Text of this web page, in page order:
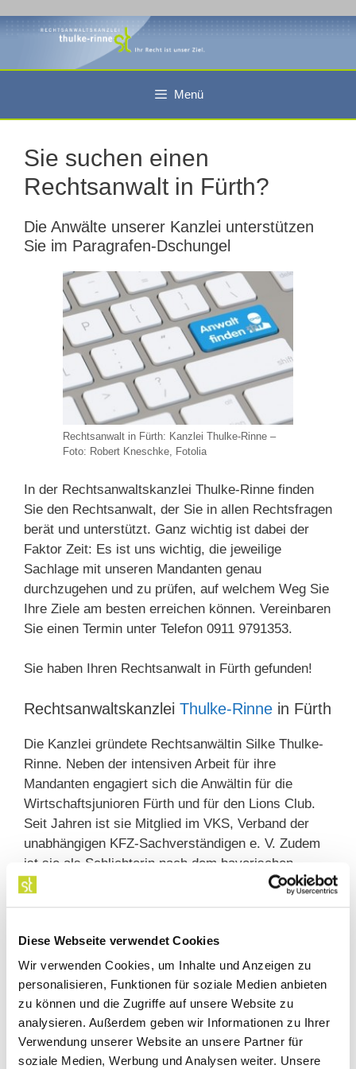
Diese Webseite verwendet Cookies
Wir verwenden Cookies, um Inhalte und Anzeigen zu
personalisieren, Funktionen für soziale Medien anbieten
zu können und die Zugriffe auf unsere Website zu
analysieren. Außerdem geben wir Informationen zu Ihrer
Verwendung unserer Website an unsere Partner für
soziale Medien, Werbung und Analysen weiter. Unsere
Zum
Menü
Sie suchen einen
Rechtsanwalt in Fürth?
Die Anwälte unserer Kanzlei unterstützen
Sie im Paragrafen-Dschungel
Rechtsanwalt in Fürth: Kanzlei Thulke-Rinne –
Foto: Robert Kneschke, Fotolia
In der Rechtsanwaltskanzlei Thulke-Rinne finden
Sie den Rechtsanwalt, der Sie in allen Rechtsfragen
berät und unterstützt. Ganz wichtig ist dabei der
Faktor Zeit: Es ist uns wichtig, die jeweilige
Sachlage mit unseren Mandanten genau
durchzugehen und zu prüfen, auf welchem Weg Sie
Ihre Ziele am besten erreichen können. Vereinbaren
Sie einen Termin unter Telefon 0911 9791353.
Sie haben Ihren Rechtsanwalt in Fürth gefunden!
Rechtsanwaltskanzlei Thulke-Rinne in Fürth
Die Kanzlei gründete Rechtsanwältin Silke Thulke-
Rinne. Neben der intensiven Arbeit für ihre
Mandanten engagiert sich die Anwältin für die
Wirtschaftsjunioren Fürth und für den Lions Club.
Seit Jahren ist sie Mitglied im VKS, Verband der
unabhängigen KFZ-Sachverständigen e. V. Zudem
ist sie als Schlichterin nach dem bayerischen
Schlichtungsgesetz aktiv und doziert bei
Aktuelle Infos
Als Rechtsanwalt in Fürth ist es uns wichtig, Sie
auch außerhalb rechtlicher Auseinandersetzungen
über interessante Rechtsfragen auf dem Laufenden
zu halten. Schauen Sie doch mal in unsere Rubrik